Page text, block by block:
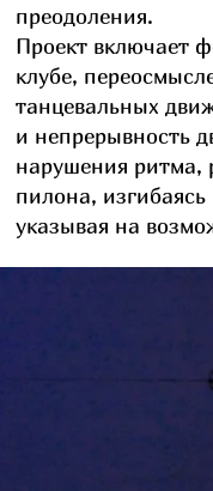
преодоления.
Проект включает
клубе,
танцевальных
и непрерывность
нарушения ритма,
пилона,
указывая на